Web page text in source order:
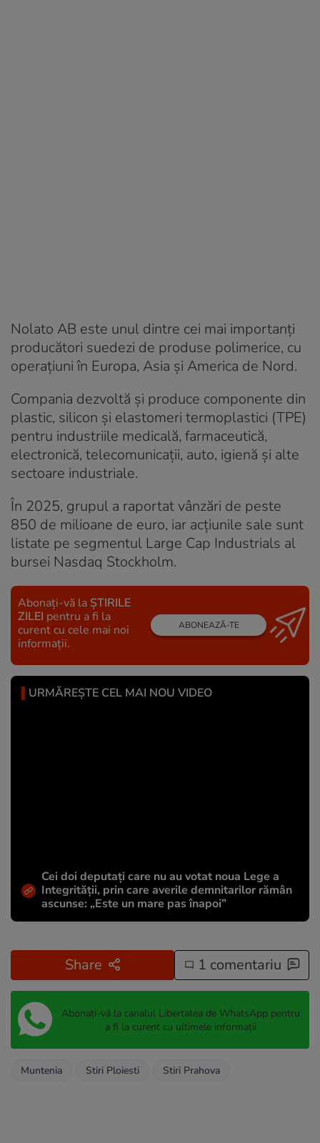
Nolato AB este unul dintre cei mai importanți
producători suedezi de produse polimerice, cu
operațiuni în Europa, Asia și America de Nord.
Compania dezvoltă și produce componente din
plastic, silicon și elastomeri termoplastici (TPE)
pentru industriile medicală, farmaceutică,
electronică, telecomunicații, auto, igienă și alte
sectoare industriale.
În 2025, grupul a raportat vânzări de peste
850 de milioane de euro, iar acțiunile sale sunt
listate pe segmentul Large Cap Industrials al
bursei Nasdaq Stockholm.
Abonați-vă la ȘTIRILE
ZILEI pentru a fi la
curent cu cele mai noi
informații.
ABONEAZĂ-TE
URMĂREȘTE CEL MAI NOU VIDEO
Cei doi deputați care nu au votat noua Lege a
Integrității, prin care averile demnitarilor rămân
ascunse: „Este un mare pas înapoi”
Share 1 comentariu
Abonați-vă la canalul Libertatea de WhatsApp pentru
a fi la curent cu ultimele informații
Muntenia Stiri Ploiesti Stiri Prahova